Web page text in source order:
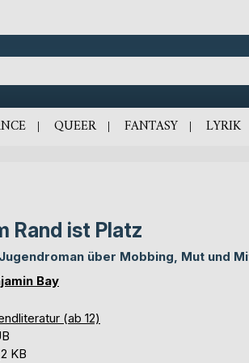
QUEER FANTASY LYRIK
Rand ist Platz
über Mobbing, Mut und
Bay
(ab 12)
KB